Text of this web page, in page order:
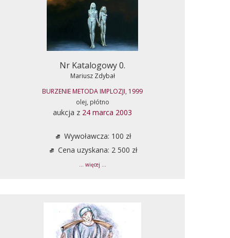
Nr Katalogowy 0.
Mariusz Zdybał
BURZENIE METODA IMPLOZJI, 1999
olej, płótno
aukcja z 24 marca 2003
Wywoławcza: 100 zł
Cena uzyskana: 2 500 zł
... więcej ...